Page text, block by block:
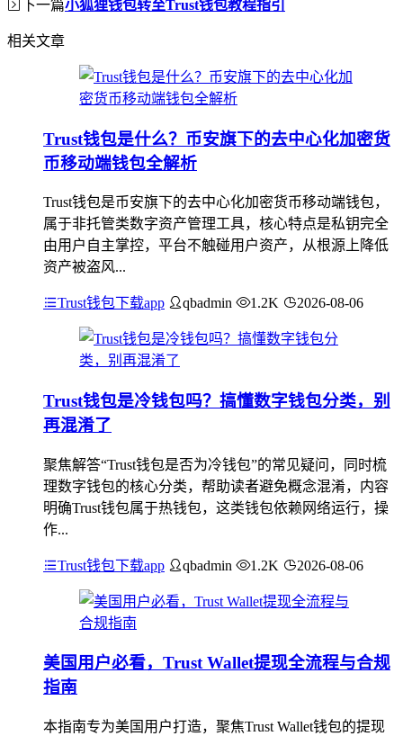
下一篇小狐狸钱包转至Trust钱包教程指引
相关文章
Trust钱包是什么？币安旗下的去中心化加密货
币移动端钱包全解析
Trust钱包是币安旗下的去中心化加密货币移动端钱包，
属于非托管类数字资产管理工具，核心特点是私钥完全
由用户自主掌控，平台不触碰用户资产，从根源上降低
资产被盗风...
Trust钱包下载app qbadmin 1.2K 2026-08-06
Trust钱包是冷钱包吗？搞懂数字钱包分类，别
再混淆了
聚焦解答“Trust钱包是否为冷钱包”的常见疑问，同时梳
理数字钱包的核心分类，帮助读者避免概念混淆，内容
明确Trust钱包属于热钱包，这类钱包依赖网络运行，操
作...
Trust钱包下载app qbadmin 1.2K 2026-08-06
美国用户必看，Trust Wallet提现全流程与合规
指南
本指南专为美国用户打造，聚焦Trust Wallet钱包的提现